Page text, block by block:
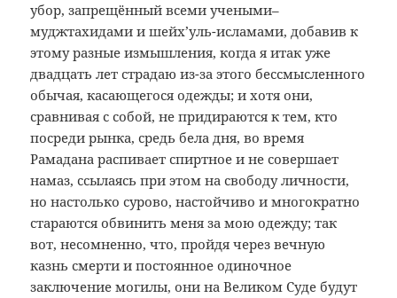
убор, запрещённый всеми учеными–
муджтахидами и шейх’уль-исламами, добавив к
этому разные измышления, когда я итак уже
двадцать лет страдаю из-за этого бессмысленного
обычая, касающегося одежды; и хотя они,
сравнивая с собой, не придираются к тем, кто
посреди рынка, средь бела дня, во время
Рамадана распивает спиртное и не совершает
намаз, ссылаясь при этом на свободу личности,
но настолько сурово, настойчиво и многократно
стараются обвинить меня за мою одежду; так
вот, несомненно, что, пройдя через вечную
казнь смерти и постоянное одиночное
заключение могилы, они на Великом Суде будут